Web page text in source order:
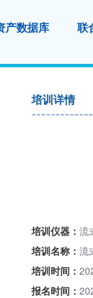
产数据库 联
培训详情
培训仪器： 流
培训名称： 流
培训时间：
报名时间：